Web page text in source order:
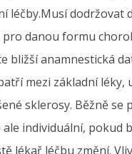
léčby.Musí dodržovat
danou formu
bližší anamnestická
mezi základní léky,
sklerosy. Běžně se
ale individuální, pokud
lékař léčbu změní.